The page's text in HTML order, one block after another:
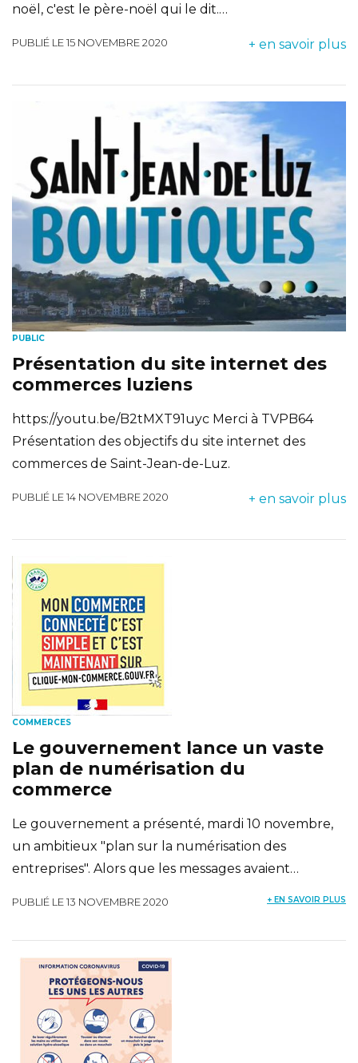
noël, c'est le père-noël qui le dit.…
PUBLIÉ LE 15 NOVEMBRE 2020 + en savoir plus
PUBLIC
Présentation du site internet des
commerces luziens
https://youtu.be/B2tMXT91uyc Merci à TVPB64
Présentation des objectifs du site internet des
commerces de Saint-Jean-de-Luz.
PUBLIÉ LE 14 NOVEMBRE 2020 + en savoir plus
COMMERCES
Le gouvernement lance un vaste
plan de numérisation du
commerce
Le gouvernement a présenté, mardi 10 novembre,
un ambitieux "plan sur la numérisation des
entreprises". Alors que les messages avaient…
PUBLIÉ LE 13 NOVEMBRE 2020 + EN SAVOIR PLUS